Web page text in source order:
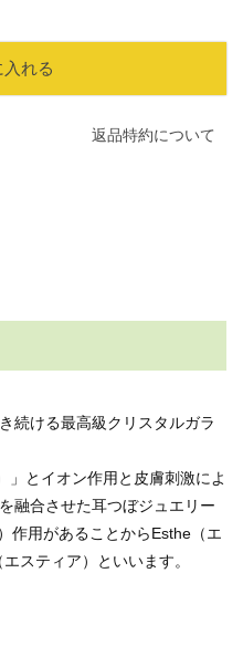
入れる
返品特約について
続ける最高級クリスタルガラ
」とイオン作用と皮膚刺激によ
融合させた耳つぼジュエリー
作用があることからEsthe（エ
スティア）といいます。